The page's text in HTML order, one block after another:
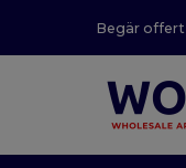
Begär offert